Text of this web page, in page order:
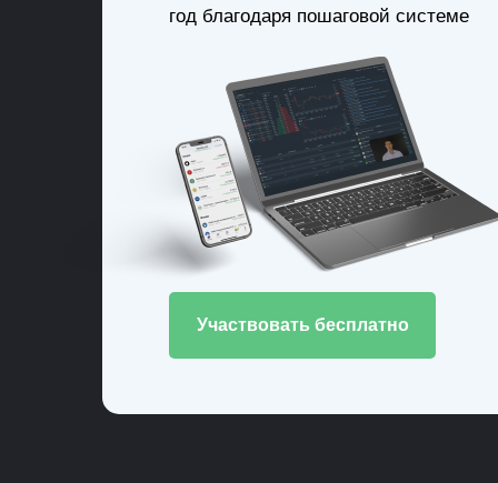
год благодаря пошаговой системе
Участвовать бесплатно